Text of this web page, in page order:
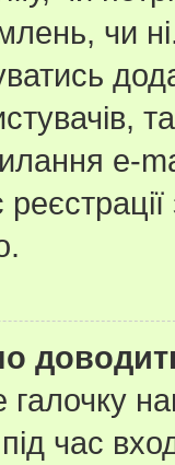
чи
e-
під час